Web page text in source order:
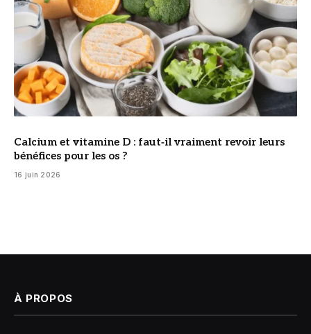
Calcium et vitamine D : faut‑il vraiment revoir leurs
bénéfices pour les os ?
16 juin 2026
À PROPOS